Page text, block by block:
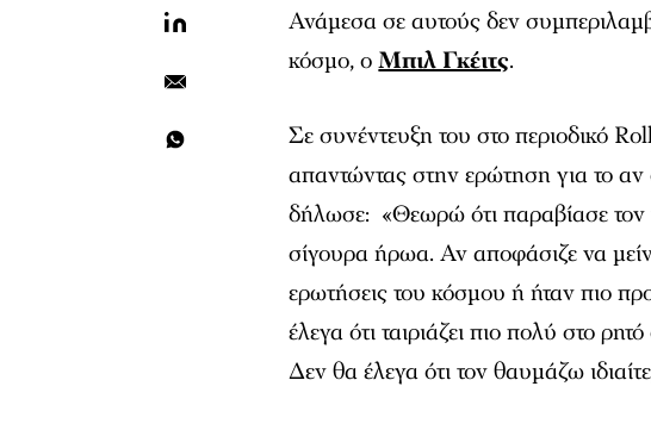
Ανάμεσα σε αυτούς δεν
κόσμο, οΜπιλ Γκέιτς.
Σε συνέντευξη του στο περιοδικό
απαντώντας στην ερώτηση για το
δήλωσε: «Θεωρώ ότι παραβίασε τον
σίγουρα ήρωα. Αν αποφάσιζε να
ερωτήσεις του κόσμου ή ήταν πιο
έλεγα ότι ταιριάζει πιο πολύ στο
Δεν θα έλεγα ότι τον θαυμάζω